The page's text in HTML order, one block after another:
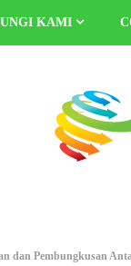
KAMI
dan Pembungkusan